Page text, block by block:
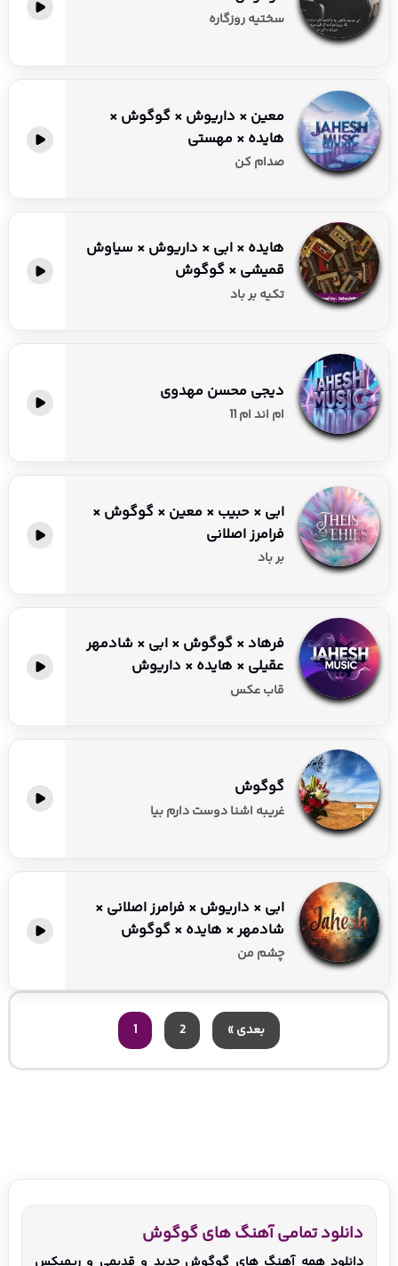
سختیه روزگاره
معین × داریوش × گوگوش ×
هایده × مهستی
صدام کن
هایده × ابی × داریوش × سیاوش
قمیشی × گوگوش
تکیه بر باد
دیجی محسن مهدوی
ام اند ام 11
ابی × حبیب × معین × گوگوش ×
فرامرز اصلانی
بر باد
فرهاد × گوگوش × ابی × شادمهر
عقیلی × هایده × داریوش
قاب عکس
گوگوش
غریبه اشنا دوست دارم بیا
ابی × داریوش × فرامرز اصلانی ×
شادمهر × هایده × گوگوش
چشم من
1 2 بعدی »
دانلود تمامی آهنگ های گوگوش